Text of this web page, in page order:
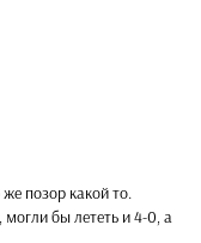
позор какой то.
бы лететь и 4-0, а